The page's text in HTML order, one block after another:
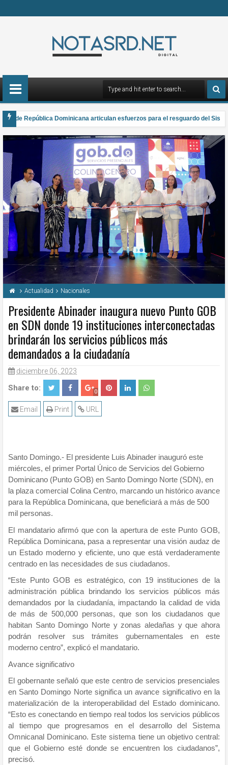
de República Dominicana articulan esfuerzos para el resguardo del
el Premio Anual Nacional de Poesía Salomé Ureña de Henríquez 2026
Actualidad Nacionales
Presidente Abinader inaugura nuevo Punto GOB
en SDN donde 19 instituciones interconectadas
brindarán los servicios públicos más
demandados a la ciudadanía
diciembre 06, 2023
Share to: 0
URL
Print
Email
Santo Domingo.- El presidente Luis Abinader inauguró este
miércoles, el primer Portal Único de Servicios del Gobierno
Dominicano (Punto GOB) en Santo Domingo Norte (SDN), en
la plaza comercial Colina Centro, marcando un histórico avance
para la República Dominicana, que beneficiará a más de 500
mil personas.
El mandatario afirmó que con la apertura de este Punto GOB,
República Dominicana, pasa a representar una visión audaz de
un Estado moderno y eficiente, uno que está verdaderamente
centrado en las necesidades de sus ciudadanos.
“Este Punto GOB es estratégico, con 19 instituciones de la
administración pública brindando los servicios públicos más
demandados por la ciudadanía, impactando la calidad de vida
de más de 500,000 personas, que son los ciudadanos que
habitan Santo Domingo Norte y zonas aledañas y que ahora
podrán resolver sus trámites gubernamentales en este
moderno centro”, explicó el mandatario.
Avance significativo
El gobernante señaló que este centro de servicios presenciales
en Santo Domingo Norte significa un avance significativo en la
materialización de la interoperabilidad del Estado dominicano.
“Esto es conectando en tiempo real todos los servicios públicos
al tiempo que progresamos en el desarrollo del Sistema
Omnicanal Dominicano. Este sistema tiene un objetivo central:
que el Gobierno esté donde se encuentren los ciudadanos”,
precisó.